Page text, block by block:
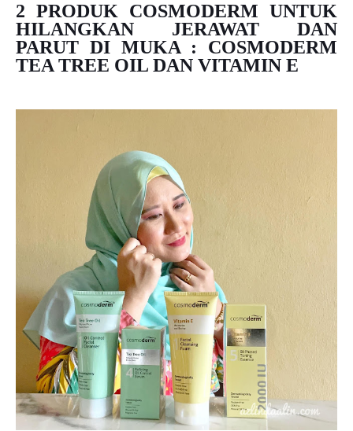
2 PRODUK COSMODERM UNTUK
HILANGKAN JERAWAT DAN
PARUT DI MUKA : COSMODERM
TEA TREE OIL DAN VITAMIN E